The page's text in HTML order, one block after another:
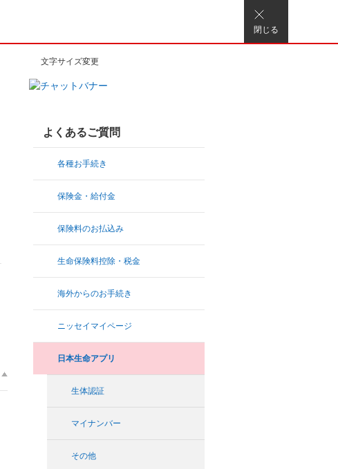
閉じる
文字サイズ変更
よくあるご質問
各種お手続き
保険金・給付金
保険料のお払込み
生命保険料控除・税金
海外からのお手続き
ニッセイマイページ
日本生命アプリ
生体認証
マイナンバー
その他